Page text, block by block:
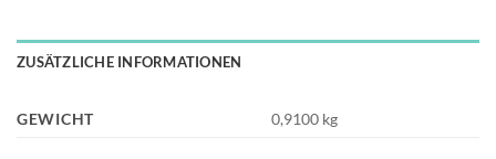
ZUSÄTZLICHE INFORMATIONEN
GEWICHT 0,9100 kg